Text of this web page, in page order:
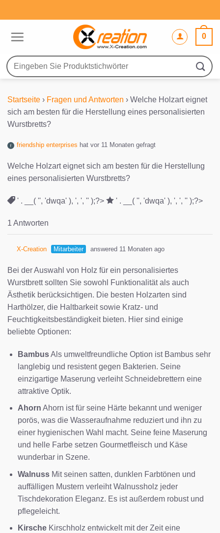
Inhalt
0
Suche
nach:
Startseite › Fragen und Antworten › Welche Holzart eignet
sich am besten für die Herstellung eines personalisierten
Wurstbretts?
friendship enterprises hat vor 11 Monaten gefragt
Welche Holzart eignet sich am besten für die Herstellung
eines personalisierten Wurstbretts?
' . __( '', 'dwqa' ), ', ', '' );?> ' . __( '', 'dwqa' ), ', ', '' );?>
1 Antworten
X-Creation Mitarbeiter answered 11 Monaten ago
Bei der Auswahl von Holz für ein personalisiertes
Wurstbrett sollten Sie sowohl Funktionalität als auch
Ästhetik berücksichtigen. Die besten Holzarten sind
Harthölzer, die Haltbarkeit sowie Kratz- und
Feuchtigkeitsbeständigkeit bieten. Hier sind einige
beliebte Optionen:
BambusAls umweltfreundliche Option ist Bambus sehr
langlebig und resistent gegen Bakterien. Seine
einzigartige Maserung verleiht Schneidebrettern eine
attraktive Optik.
Ahorn Ahorn ist für seine Härte bekannt und weniger
porös, was die Wasseraufnahme reduziert und ihn zu
einer hygienischen Wahl macht. Seine feine Maserung
und helle Farbe setzen Gourmetfleisch und Käse
wunderbar in Szene.
WalnussMit seinen satten, dunklen Farbtönen und
auffälligen Mustern verleiht Walnussholz jeder
Tischdekoration Eleganz. Es ist außerdem robust und
pflegeleicht.
KirscheKirschholz entwickelt mit der Zeit eine